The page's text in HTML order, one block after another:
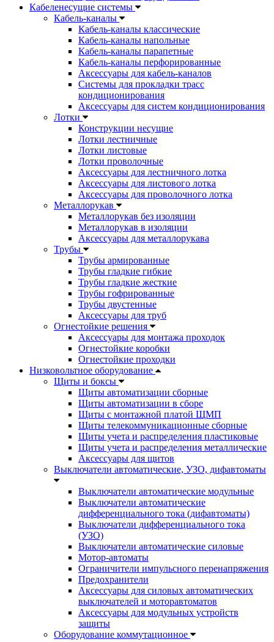
Кабеленесущие системы
Кабель-каналы
Кабель-каналы классические
Кабель-каналы напольные
Кабель-каналы парапетные
Кабель-каналы перфорированные
Аксессуары для кабель-каналов
Системы для прокладки трасс
кондиционирования
Аксессуары для систем кондиционирования
Лотки
Конструкции несущие
Лотки лестничные
Лотки листовые
Лотки проволочные
Аксессуары для лестничного лотка
Аксессуары для листового лотка
Аксессуары для проволочного лотка
Металлорукав
Металлорукав без изоляции
Металлорукав в изоляции
Аксессуары для металлорукава
Трубы
Трубы армированные
Трубы гладкие гибкие
Трубы гладкие жесткие
Трубы гофрированные
Трубы двустенные
Аксессуары для труб
Огнестойкие решения
Аксессуары для монтажа проходок
Огнестойкие коробки
Огнестойкие проходки
Низковольтное оборудование
Щиты и боксы
Щиты автоматизации сборные
Щиты автоматизации в сборе
Щиты с монтажной платой ЩМП
Щиты телекоммуникационные сборные
Щиты учета и распределения пластиковые
Щиты учета и распределения металлические
Аксессуары для щитов
Выключатели автоматические, УЗО, дифавтоматы
Выключатели автоматические модульные
Выключатели автоматические
дифференциального тока (дифавтоматы)
Выключатели дифференциального тока
(УЗО)
Выключатели автоматические силовые
Мотор-автоматы
Ограничители импульсного перенапряжения
Предохранители
Аксессуары для силовых автоматических
выключателей и моторавтоматов
Аксессуары для модульных устройств
защиты
Оборудование коммутационное